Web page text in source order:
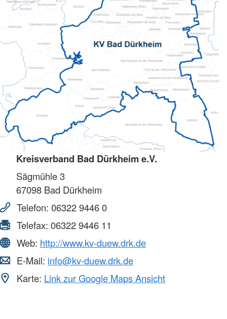
Kreisverband Bad Dürkheim e.V.
Sägmühle 3
67098 Bad Dürkheim
Telefon: 06322 9446 0
Telefax: 06322 9446 11
Web: http://www.kv-duew.drk.de
E-Mail: info@kv-duew.drk.de
Karte: Link zur Google Maps Ansicht